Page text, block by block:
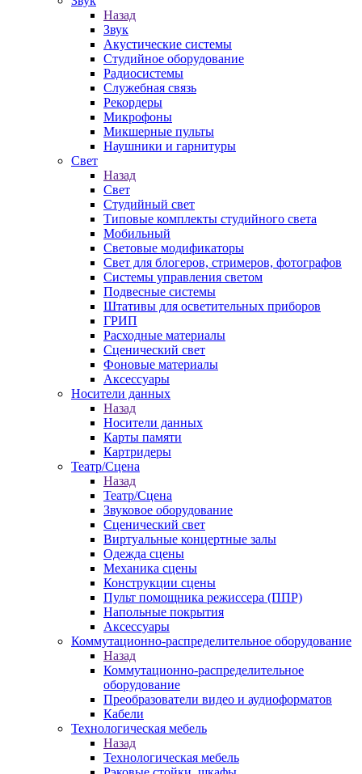
Назад
Звук
Акустические системы
Студийное оборудование
Радиосистемы
Служебная связь
Рекордеры
Микрофоны
Микшерные пульты
Наушники и гарнитуры
Свет
Назад
Свет
Студийный свет
Типовые комплекты студийного света
Мобильный
Световые модификаторы
Свет для блогеров, стримеров, фотографов
Системы управления светом
Подвесные системы
Штативы для осветительных приборов
ГРИП
Расходные материалы
Сценический свет
Фоновые материалы
Аксессуары
Носители данных
Назад
Носители данных
Карты памяти
Картридеры
Театр/Сцена
Назад
Театр/Сцена
Звуковое оборудование
Сценический свет
Виртуальные концертные залы
Одежда сцены
Механика сцены
Конструкции сцены
Пульт помощника режиссера (ППР)
Напольные покрытия
Аксессуары
Коммутационно-распределительное оборудование
Назад
Коммутационно-распределительное
оборудование
Преобразователи видео и аудиоформатов
Кабели
Технологическая мебель
Назад
Технологическая мебель